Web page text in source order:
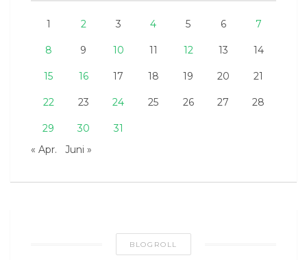
1 2 3 4 5 6 7
8 9 10 11 12 13 14
15 16 17 18 19 20 21
22 23 24 25 26 27 28
29 30
31
« Apr.
Juni »
BLOGROLL